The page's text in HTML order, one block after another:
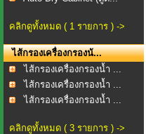
คลิกดูทั้งหมด ( 1 รายการ ) ->
ไส้กรองเครื่องกรองน้...
ไส้กรองเครื่องกรองน้ำ ...
ไส้กรองเครื่องกรองน้ำ ...
ไส้กรองเครื่องกรองน้ำ ...
คลิกดูทั้งหมด ( 3 รายการ ) ->